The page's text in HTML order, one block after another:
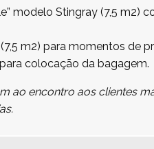
modelo Stingray (7,5 m2)
(7,5 m2) para momentos de
colocação da bagagem.
ao encontro aos clientes